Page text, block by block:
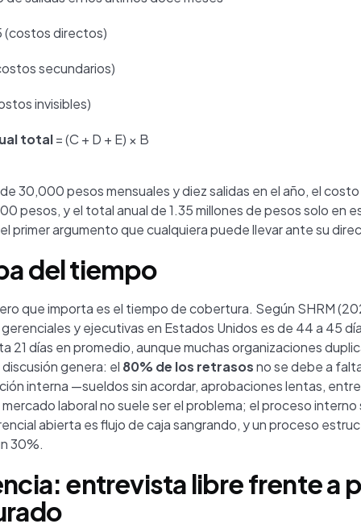
(costos directos)
secundarios)
invisibles)
total= (C + D + E) × B
30,000 pesos mensuales y diez salidas en el año, el
pesos, y el total anual de 1.35 millones de pesos solo en
primer argumento que cualquiera puede llevar ante su
del tiempo
que importa es el tiempo de cobertura. Según SHRM
y ejecutivas en Estados Unidos es de 44 a 45
21 días en promedio, aunque muchas organizaciones
genera: el 80% de los retrasosno se debe a
interna —sueldos sin acordar, aprobaciones lentas,
laboral no suele ser el problema; el proceso interno
abierta es flujo de caja sangrando, y un proceso
30%.
entrevista libre frente a